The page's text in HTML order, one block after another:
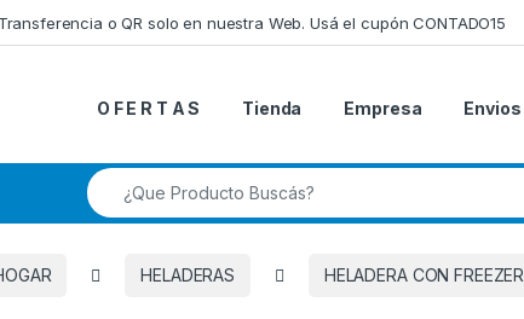
o QR solo en nuestra Web. Usá el cupón CONTADO15
O F E R T A S Tienda Empresa Envios
Búsqueda de:
HELADERAS HELADERA CON FREEZER